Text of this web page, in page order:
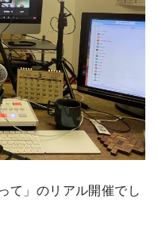
て」のリアル開催でし